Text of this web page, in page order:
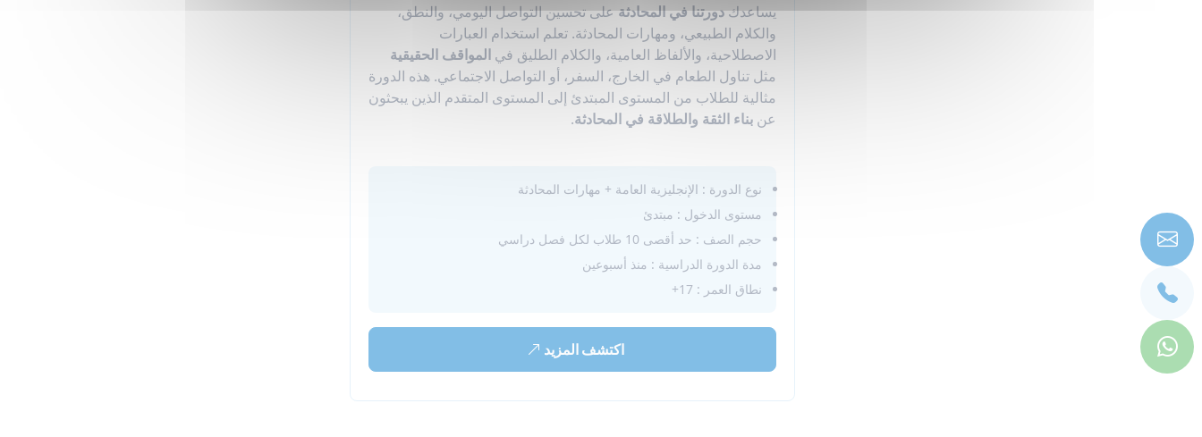
يساعدكدورتنا في المحادثةعلى تحسين التواصل اليومي، والنطق،
والكلام الطبيعي، ومهارات المحادثة. تعلم استخدام العبارات
الاصطلاحية، والألفاظ العامية، والكلام الطليق فيالمواقف الحقيقية
مثل تناول الطعام في الخارج، السفر، أو التواصل الاجتماعي. هذه الدورة
مثالية للطلاب من المستوى المبتدئ إلى المستوى المتقدم الذين يبحثون
عنبناء الثقة والطلاقة في المحادثة.
نوع الدورة : الإنجليزية العامة + مهارات المحادثة
مستوى الدخول : مبتدئ
حجم الصف : حد أقصى 10 طلاب لكل فصل دراسي
مدة الدورة الدراسية : منذ أسبوعين
نطاق العمر : 17+
اكتشف المزيد